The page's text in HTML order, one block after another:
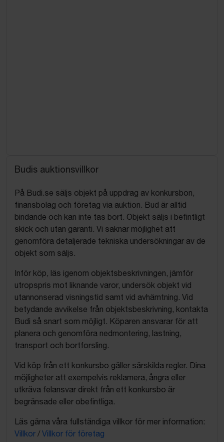
Budis auktionsvillkor
På Budi.se säljs objekt på uppdrag av konkursbon,
finansbolag och företag via auktion. Bud är alltid
bindande och kan inte tas bort. Objekt säljs i befintligt
skick och utan garanti. Vi saknar möjlighet att
genomföra detaljerade tekniska undersökningar av de
objekt som säljs.
Inför köp, läs igenom objektsbeskrivningen, jämför
utropspris mot liknande varor, undersök objekt vid
utannonserad visningstid samt vid avhämtning. Vid
betydande avvikelse från objektsbeskrivning, kontakta
Budi så snart som möjligt. Köparen ansvarar för att
planera och genomföra nedmontering, lastning,
transport och bortforsling.
Vid köp från ett konkursbo gäller särskilda regler. Dina
möjligheter att exempelvis reklamera, ångra eller
utkräva felansvar direkt från ett konkursbo är
begränsade eller obefintliga.
Läs gärna våra fullständiga villkor för mer information:
Villkor / Villkor för företag